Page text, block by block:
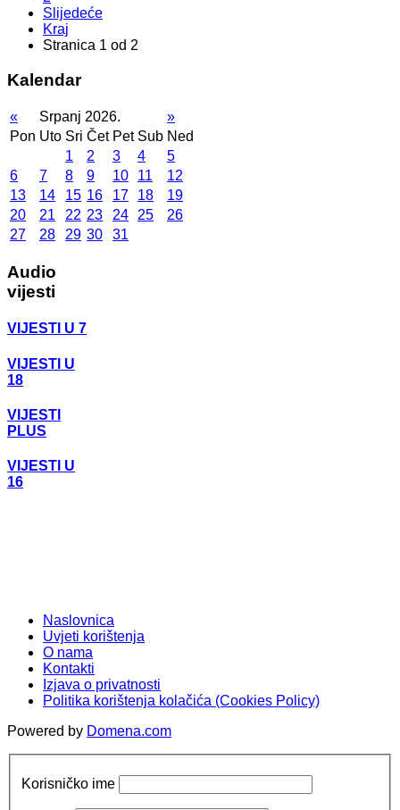
Slijedeće
Kraj
Stranica 1 od 2
Kalendar
« Srpanj 2026.
»
Pon Uto Sri Čet Pet Sub Ned
1
2 3 4
5
6
7 8 9 10 11
12
13
14 15 16 17 18
19
20
21 22 23 24 25
26
27
28 29 30 31
Audio
vijesti
VIJESTI U 7
VIJESTI U
18
VIJESTI
PLUS
VIJESTI U
16
Naslovnica
Uvjeti korištenja
O nama
Kontakti
Izjava o privatnosti
Politika korištenja kolačića (Cookies Policy)
Powered by Domena.com
Korisničko ime